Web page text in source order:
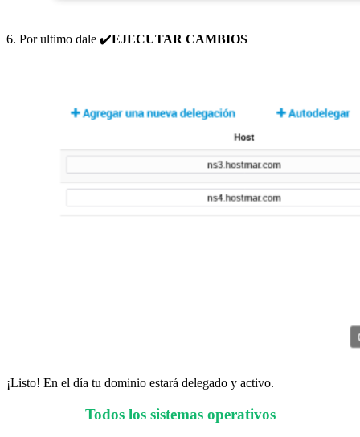
6. Por ultimo dale ✔️EJECUTAR CAMBIOS
¡Listo! En el día tu dominio estará delegado y activo.
Todos los sistemas operativos